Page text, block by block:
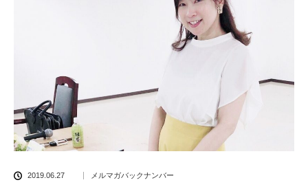
2019.06.27 メルマガバックナンバー